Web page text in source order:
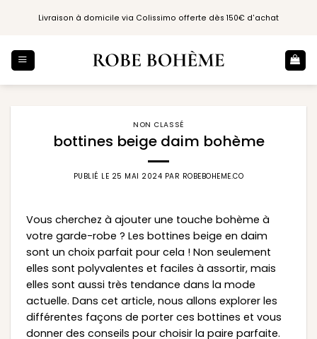
Livraison à domicile via Colissimo offerte dès 150€ d'achat
NON CLASSÉ
bottines beige daim bohème
PUBLIÉ LE 25 MAI 2024 PAR ROBEBOHEME.CO
Vous cherchez à ajouter une touche bohème à
votre garde-robe ? Les bottines beige en daim
sont un choix parfait pour cela ! Non seulement
elles sont polyvalentes et faciles à assortir, mais
elles sont aussi très tendance dans la mode
actuelle. Dans cet article, nous allons explorer les
différentes façons de porter ces bottines et vous
donner des conseils pour choisir la paire parfaite.